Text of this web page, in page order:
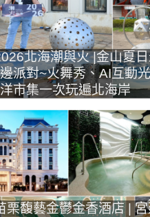
北海潮與火 |金山夏
派對~火舞秀、AI互動
市集一次玩遍北海岸
栗馥藝金鬱金香酒店 |